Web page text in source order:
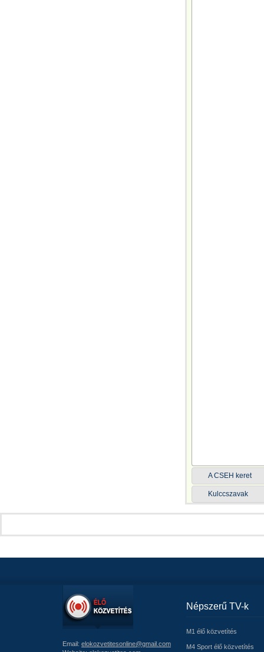
A CSEH keret
Kulccszavak
Email: elokozvetitesonline@gmail.com
Népszerű TV-k
M1 élő közvetítés
M4 Sport élő közvetítés